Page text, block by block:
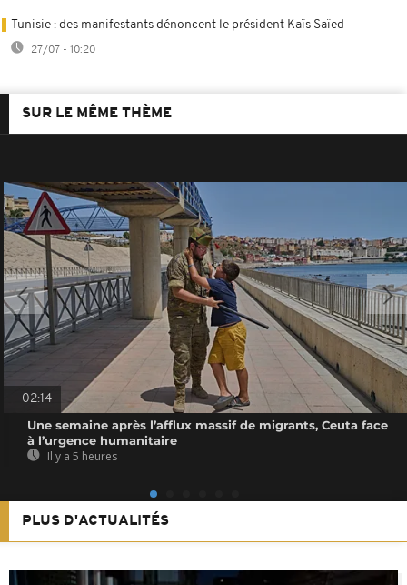
Tunisie : des manifestants dénoncent le président Kaïs Saïed
27/07 - 10:20
SUR LE MÊME THÈME
02:14
Une semaine après l’afflux massif de migrants, Ceuta face
à l’urgence humanitaire
Il y a 5 heures
PLUS D'ACTUALITÉS